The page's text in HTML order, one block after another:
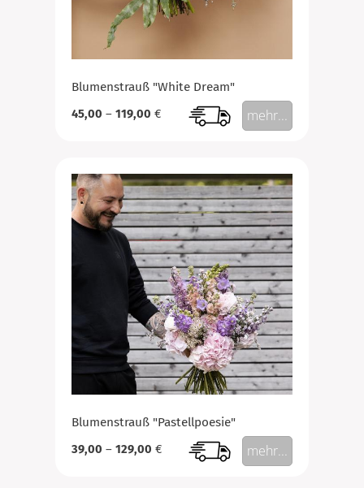
Blumenstrauß "White Dream"
45,00 – 119,00 € mehr...
Blumenstrauß "Pastellpoesie"
39,00 – 129,00 € mehr...